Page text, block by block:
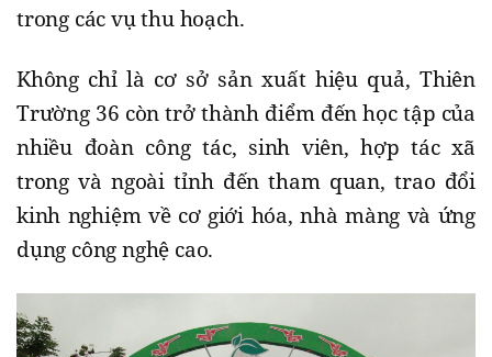
trong các vụ thu hoạch.
Không chỉ là cơ sở sản xuất hiệu quả, Thiên
Trường 36 còn trở thành điểm đến học tập của
nhiều đoàn công tác, sinh viên, hợp tác xã
trong và ngoài tỉnh đến tham quan, trao đổi
kinh nghiệm về cơ giới hóa, nhà màng và ứng
dụng công nghệ cao.